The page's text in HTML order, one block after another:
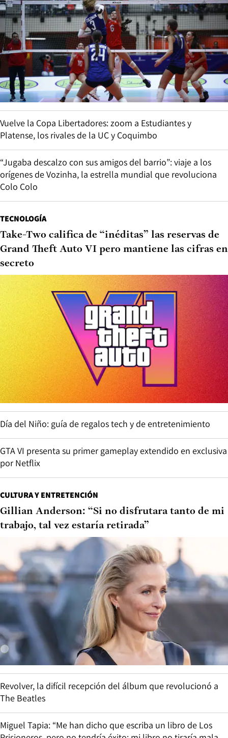
Vuelve la Copa Libertadores: zoom a Estudiantes y
Platense, los rivales de la UC y Coquimbo
“Jugaba descalzo con sus amigos del barrio”: viaje a los
orígenes de Vozinha, la estrella mundial que revoluciona
Colo Colo
TECNOLOGÍA
Take-Two califica de “inéditas” las reservas de
Grand Theft Auto VI pero mantiene las cifras en
secreto
Día del Niño: guía de regalos tech y de entretenimiento
GTA VI presenta su primer gameplay extendido en exclusiva
por Netflix
CULTURA Y ENTRETENCIÓN
Gillian Anderson: “Si no disfrutara tanto de mi
trabajo, tal vez estaría retirada”
Revolver, la difícil recepción del álbum que revolucionó a
The Beatles
Miguel Tapia: “Me han dicho que escriba un libro de Los